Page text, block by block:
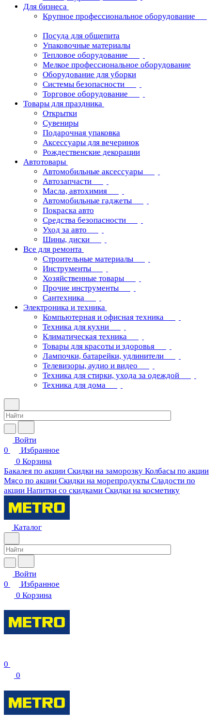
Для бизнеса
Крупное профессиональное оборудование
Посуда для общепита
Упаковочные материалы
Тепловое оборудование
Мелкое профессиональное оборудование
Оборудование для уборки
Системы безопасности
Торговое оборудование
Товары для праздника
Открытки
Сувениры
Подарочная упаковка
Аксессуары для вечеринок
Рождественские декорации
Автотовары
Автомобильные аксессуары
Автозапчасти
Масла, автохимия
Автомобильные гаджеты
Покраска авто
Средства безопасности
Уход за авто
Шины, диски
Все для ремонта
Строительные материалы
Инструменты
Хозяйственные товары
Прочие инструменты
Сантехника
Электроника и техника
Компьютерная и офисная техника
Техника для кухни
Климатическая техника
Товары для красоты и здоровья
Лампочки, батарейки, удлинители
Телевизоры, аудио и видео
Техника для стирки, ухода за одеждой
Техника для дома
Войти
0
Избранное
0 Корзина
Бакалея по акции Скидки на заморозку Колбасы по акции
Мясо по акции Скидки на морепродукты Сладости по
акции Напитки со скидками Скидки на косметику
Каталог
Войти
0
Избранное
0 Корзина
0
0